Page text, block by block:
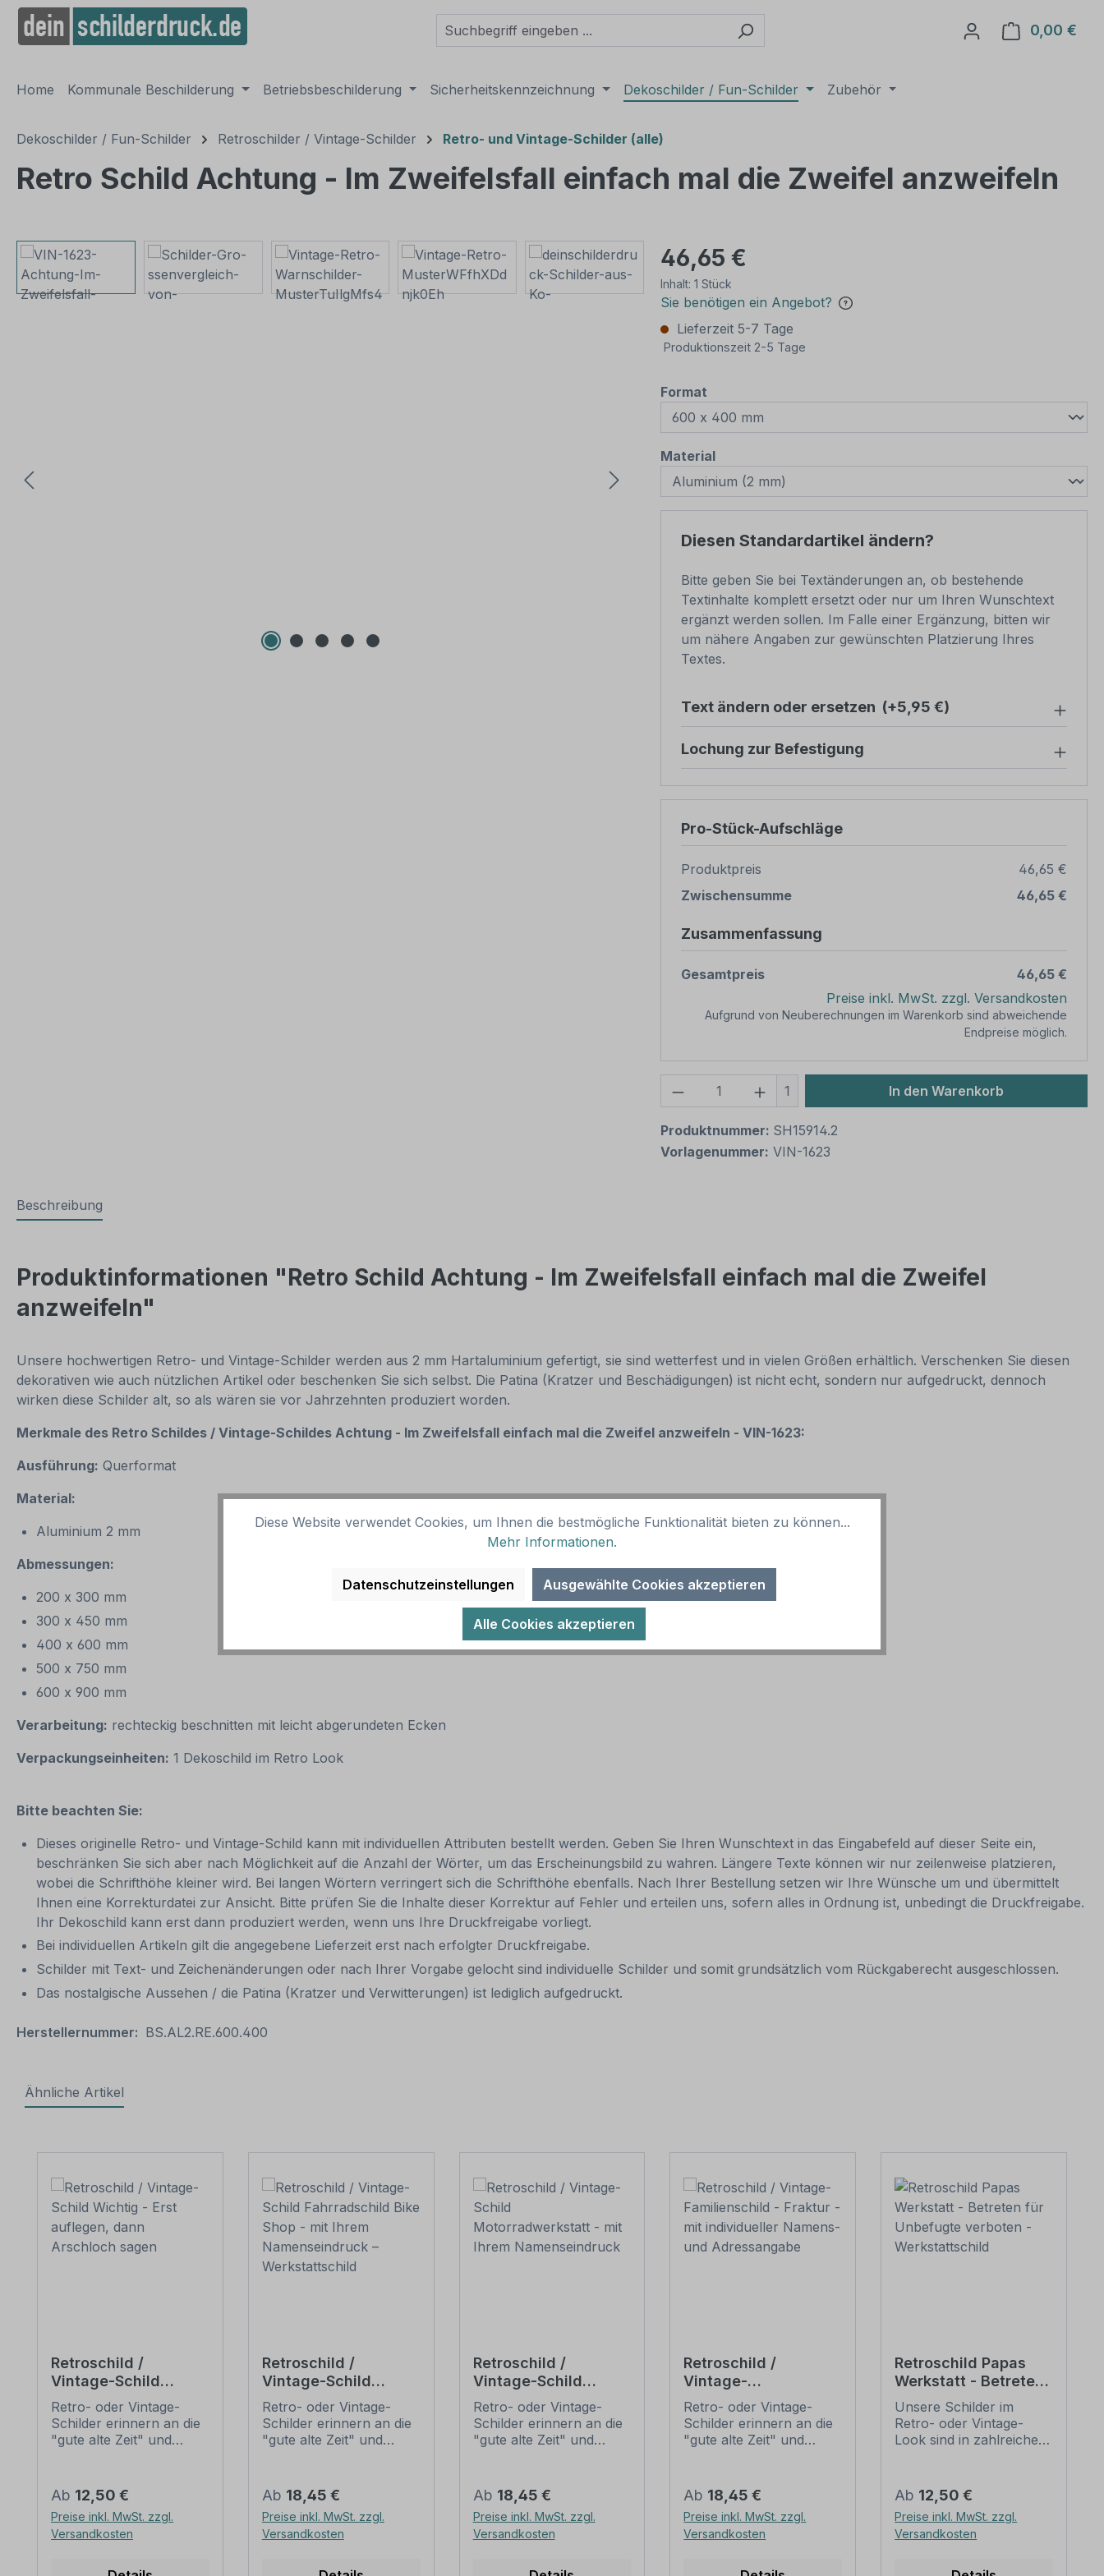
Zur Hauptnavigation springen
0,00 €
Home Kommunale Beschilderung Betriebsbeschilderung Sicherheitskennzeichnung Dekoschilder / Fun-Schilder Zubehör
Dekoschilder / Fun-Schilder Retroschilder / Vintage-Schilder Retro- und Vintage-Schilder (alle)
Retro Schild Achtung - Im Zweifelsfall einfach mal die Zweifel anzweifeln
Bildergalerie überspringen 46,65 €
Inhalt: 1 Stück
Sie benötigen ein Angebot?
Lieferzeit 5-7 Tage
Produktionszeit 2-5 Tage
Format
Materialauswählen
Diesen Standardartikel ändern?
Bitte geben Sie bei Textänderungen an, ob bestehende
Textinhalte komplett ersetzt oder nur um Ihren Wunschtext
ergänzt werden sollen. Im Falle einer Ergänzung, bitten wir
um nähere Angaben zur gewünschten Platzierung Ihres
Textes.
Text ändern oder ersetzen (+5,95 €)
Lochung zur Befestigung
Pro-Stück-Aufschläge
Produktpreis
46,65 €
Zwischensumme
46,65 €
Zusammenfassung
Gesamtpreis
46,65 €
Preise inkl. MwSt. zzgl. Versandkosten
Aufgrund von Neuberechnungen im Warenkorb sind abweichende
Endpreise möglich.
Produkt Anzahl: Gib den gewünschten Wert
1 In den Warenkorb
Produktnummer: SH15914.2
Vorlagenummer: VIN-1623
Beschreibung
Produktinformationen "Retro Schild Achtung - Im Zweifelsfall einfach mal die Zweifel
anzweifeln"
Unsere hochwertigen Retro- und Vintage-Schilder werden aus 2 mm Hartaluminium gefertigt, sie sind wetterfest und in vielen Größen erhältlich. Verschenken Sie diesen
dekorativen wie auch nützlichen Artikel oder beschenken Sie sich selbst. Die Patina (Kratzer und Beschädigungen) ist nicht echt, sondern nur aufgedruckt, dennoch
wirken diese Schilder alt, so als wären sie vor Jahrzehnten produziert worden.
Merkmale des Retro Schildes / Vintage-Schildes Achtung - Im Zweifelsfall einfach mal die Zweifel anzweifeln - VIN-1623:
Ausführung: Querformat
Material:
Aluminium 2 mm
Abmessungen:
200 x 300 mm
300 x 450 mm
400 x 600 mm
500 x 750 mm
600 x 900 mm
Verarbeitung: rechteckig beschnitten mit leicht abgerundeten Ecken
Verpackungseinheiten: 1 Dekoschild im Retro Look
Bitte beachten Sie:
Dieses originelle Retro- und Vintage-Schild kann mit individuellen Attributen bestellt werden. Geben Sie Ihren Wunschtext in das Eingabefeld auf dieser Seite ein,
beschränken Sie sich aber nach Möglichkeit auf die Anzahl der Wörter, um das Erscheinungsbild zu wahren. Längere Texte können wir nur zeilenweise platzieren,
wobei die Schrifthöhe kleiner wird. Bei langen Wörtern verringert sich die Schrifthöhe ebenfalls. Nach Ihrer Bestellung setzen wir Ihre Wünsche um und übermittelt
Ihnen eine Korrekturdatei zur Ansicht. Bitte prüfen Sie die Inhalte dieser Korrektur auf Fehler und erteilen uns, sofern alles in Ordnung ist, unbedingt die Druckfreigabe.
Ihr Dekoschild kann erst dann produziert werden, wenn uns Ihre Druckfreigabe vorliegt.
Bei individuellen Artikeln gilt die angegebene Lieferzeit erst nach erfolgter Druckfreigabe.
Schilder mit Text- und Zeichenänderungen oder nach Ihrer Vorgabe gelocht sind individuelle Schilder und somit grundsätzlich vom Rückgaberecht ausgeschlossen.
Das nostalgische Aussehen / die Patina (Kratzer und Verwitterungen) ist lediglich aufgedruckt.
Herstellernummer: BS.AL2.RE.600.400
Ähnliche Artikel
Retroschild /
Vintage-Schild
Wichtig - Erst
auflegen, dann
Arschloch sagen
Retro- oder Vintage-
Schilder erinnern an die
"gute alte Zeit" und
großer Beliebheit. Sind
diese Schilder im Original
nur schwer und häufig
nur zu horrenden Preise
neu produzierten
Regulärer Preis:
Ab 12,50 €
Preise inkl. MwSt. zzgl.
Versandkosten
Retroschild /
Vintage-Schild
Fahrradschild Bike
Shop - mit Ihrem
Namenseindruck –
Retro- oder Vintage-
Schilder erinnern an die
"gute alte Zeit" und
großer Beliebheit. Sind
diese Schilder im Original
nur schwer und häufig
nur zu horrenden Preise
neu produzierten
Regulärer Preis:
Ab 18,45 €
Preise inkl. MwSt. zzgl.
Versandkosten
Retroschild /
Vintage-Schild
Motorradwerkstatt -
mit Ihrem
Namenseindruck
Retro- oder Vintage-
Schilder erinnern an die
"gute alte Zeit" und
großer Beliebheit. Sind
diese Schilder im Original
nur schwer und häufig
nur zu horrenden Preise
neu produzierten
Regulärer Preis:
Ab 18,45 €
Preise inkl. MwSt. zzgl.
Versandkosten
Retroschild /
Vintage-
Familienschild -
Fraktur - mit
individueller
Retro- oder Vintage-
Schilder erinnern an die
"gute alte Zeit" und
großer Beliebheit. Sind
diese Schilder im Original
nur schwer und häufig
nur zu horrenden Preise
neu produzierten
Regulärer Preis:
Ab 18,45 €
Preise inkl. MwSt. zzgl.
Versandkosten
Retroschild Papas
Werkstatt - Betreten
für Unbefugte
verboten -
Werkstattschild
Unsere Schilder im
Retro- oder Vintage-
Look sind in zahlreichen
Textinhalten, die je nach
Artikel individuallisiert
werden können. Die
Patina (Kratzer und
nicht echt, sondern nur
Regulärer Preis:
Ab 12,50 €
Preise inkl. MwSt. zzgl.
Versandkosten
Diese Website verwendet Cookies, um Ihnen die bestmögliche Funktionalität bieten zu können...
Mehr Informationen.
Datenschutzeinstellungen Ausgewählte Cookies akzeptieren
Alle Cookies akzeptieren